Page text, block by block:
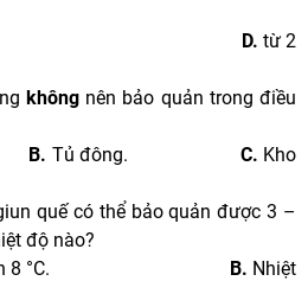
D. từ 2
không nên bảo quản trong điều
B. Tủ đông. C. Kho
quế có thể bảo quản được 3 –
độ nào?
8 °C. B. Nhiệt